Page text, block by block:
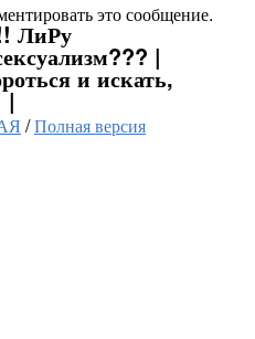
это сообщение.
ЛиРу
|
и искать,
|
/Полная версия